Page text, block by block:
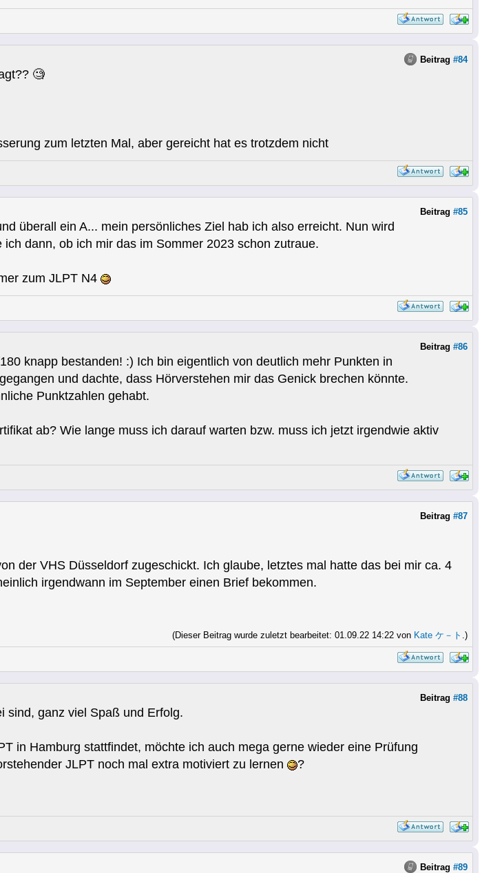
Beitrag #84
🧐
zum letzten Mal, aber gereicht hat es trotzdem nicht
Beitrag #85
überall ein A... mein persönliches Ziel hab ich also erreicht. Nun wird
dann, ob ich mir das im Sommer 2023 schon zutraue.
zum JLPT N4
Beitrag #86
knapp bestanden! :) Ich bin eigentlich von deutlich mehr Punkten in
und dachte, dass Hörverstehen mir das Genick brechen könnte.
Punktzahlen gehabt.
ab? Wie lange muss ich darauf warten bzw. muss ich jetzt irgendwie aktiv
Beitrag #87
der VHS Düsseldorf zugeschickt. Ich glaube, letztes mal hatte das bei mir ca. 4
irgendwann im September einen Brief bekommen.
(Dieser Beitrag wurde zuletzt bearbeitet: 01.09.22 14:22 von Kate ケ－ト .)
Beitrag #88
sind, ganz viel Spaß und Erfolg.
in Hamburg stattfindet, möchte ich auch mega gerne wieder eine Prüfung
JLPT noch mal extra motiviert zu lernen
?
Beitrag #89